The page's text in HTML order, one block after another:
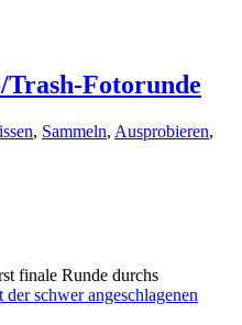
Fotorunde
, Sammeln, Ausprobieren,
finale Runde durchs
der schwer angeschlagenen